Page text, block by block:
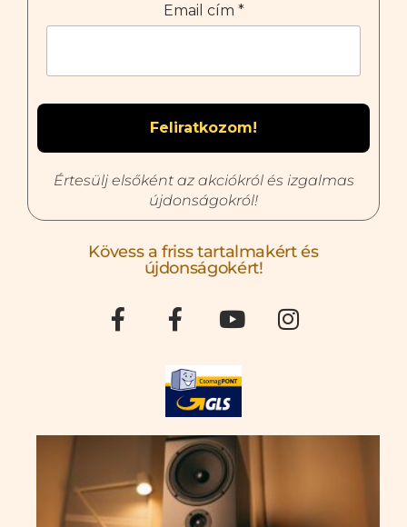
Email cím *
Értesülj elsőként az akciókról és izgalmas
újdonságokról!
Kövess a friss tartalmakért és
újdonságokért!